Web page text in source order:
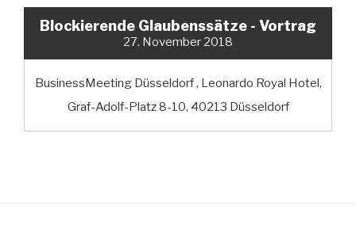
Blockierende Glaubenssätze - Vortrag
27. November 2018
BusinessMeeting Düsseldorf , Leonardo Royal Hotel,
Graf-Adolf-Platz 8-10, 40213 Düsseldorf